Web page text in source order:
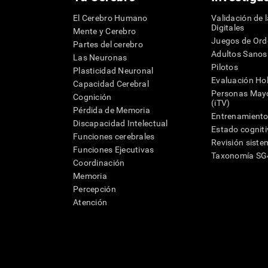
El Cerebro Humano
Mente y Cerebro
Partes del cerebro
Las Neuronas
Plasticidad Neuronal
Capacidad Cerebral
Cognición
Pérdida de Memoria
Discapacidad Intelectual
Funciones cerebrales
Funciones Ejecutivas
Coordinación
Memoria
Percepción
Atención
Validación de
Digitales
Juegos de
Adultos Sanos
Pilotos
Evaluación
Personas
(iTV)
Estado
Revisión
Taxonomía